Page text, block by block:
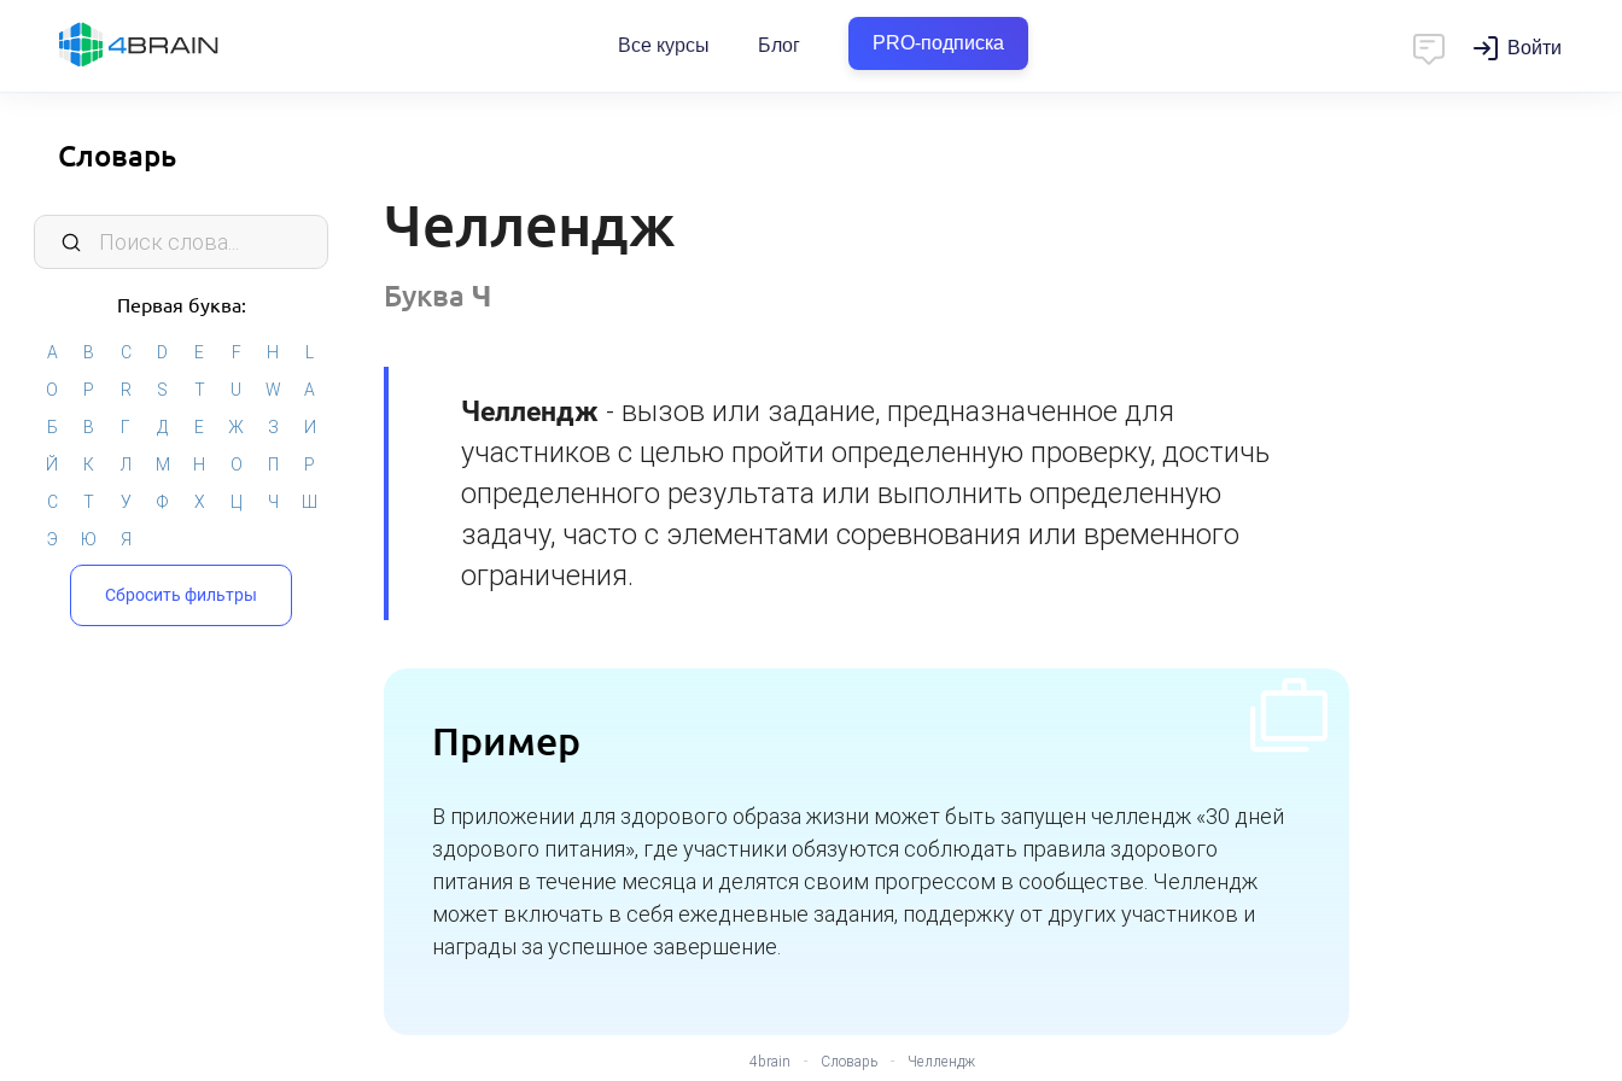
Все курсы Блог PRO-подписка Войти
Словарь
Первая буква:
A B C D E F H
L
O
P R S T U W
А
Б
В Г Д Е Ж З
И
Й
К Л М Н О П
Р
С
Т У Ф Х Ц Ч
Ш
Э
Ю Я
Сбросить фильтры
Челлендж
Буква Ч
Челлендж - вызов или задание, предназначенное для
участников с целью пройти определенную проверку, достичь
определенного результата или выполнить определенную
задачу, часто с элементами соревнования или временного
ограничения.
Пример
В приложении для здорового образа жизни может быть запущен челлендж «30 дней
здорового питания», где участники обязуются соблюдать правила здорового
питания в течение месяца и делятся своим прогрессом в сообществе. Челлендж
может включать в себя ежедневные задания, поддержку от других участников и
награды за успешное завершение.
4brain - Словарь - Челлендж